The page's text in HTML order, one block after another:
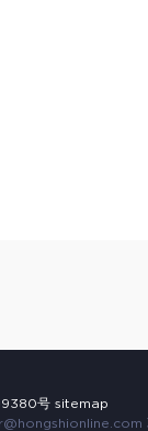
号 sitemap